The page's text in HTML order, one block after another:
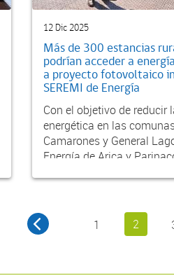
12 Dic 2025
Más de 300 estancias
podrían acceder a
a proyecto fotovoltaico
SEREMI de Energía
Con el objetivo de reducir
energética en las
Camarones y General
Energía de Arica y
1 2